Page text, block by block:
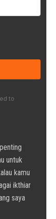
to
untuk
kamu
ikthiar
saya